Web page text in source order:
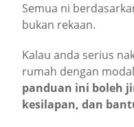
Semua ni
bukan rekaan.
Kalau anda serius
rumah dengan
panduan ini boleh
kesilapan, dan